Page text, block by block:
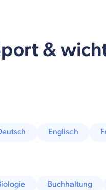
&
Englisch
Buchhaltung